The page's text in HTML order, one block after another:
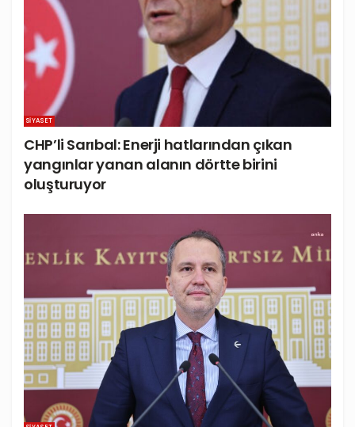
SIYASET
CHP’li Sarıbal: Enerji hatlarından çıkan
yangınlar yanan alanın dörtte birini
oluşturuyor